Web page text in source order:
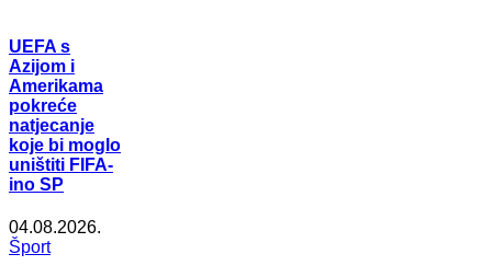
UEFA s
Azijom i
Amerikama
pokreće
natjecanje
koje bi moglo
uništiti FIFA-
ino SP
04.08.2026.
Šport